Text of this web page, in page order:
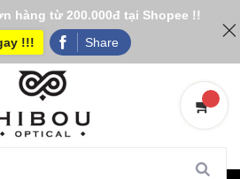
hàng từ 200.000đ tại Shopee !!
!!!
Share